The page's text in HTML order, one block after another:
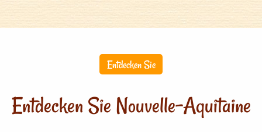
Entdecken Sie
Entdecken Sie Nouvelle-Aquitaine